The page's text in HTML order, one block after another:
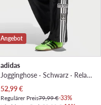
Angebot
adidas
Jogginghose · Schwarz · Relaxed Fit
Aktueller Preis
52,99€
Regulärer Preis79,99 €-33%